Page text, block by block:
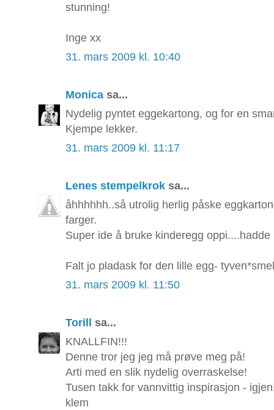
stunning!
Inge xx
31. mars 2009 kl. 10:40
Monica sa...
Nydelig pyntet eggekartong, og for en
Kjempe lekker.
31. mars 2009 kl. 11:17
Lenes stempelkrok sa...
åhhhhhh..så utrolig herlig påske
farger.
Super ide å bruke kinderegg
Falt jo pladask for den lille egg-
31. mars 2009 kl. 11:50
Torill
sa...
KNALLFIN!!!
Denne tror jeg jeg må prøve meg på!
Arti med en slik nydelig overraskelse!
Tusen takk for vannvittig inspirasjon -
klem